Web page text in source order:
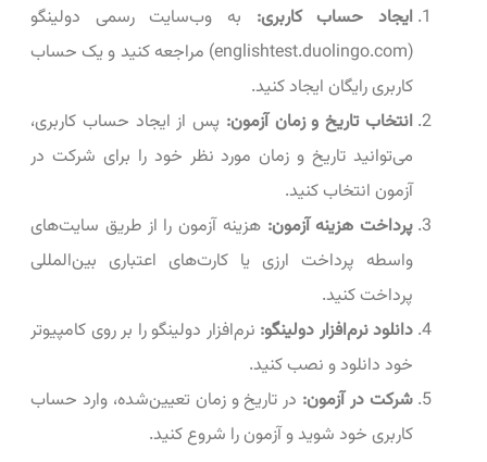
ایجاد حساب کاربری: به وب‌سایت رسمی دولینگو
(englishtest.duolingo.com) مراجعه کنید و یک حساب
کاربری رایگان ایجاد کنید.
انتخاب تاریخ و زمان آزمون: پس از ایجاد حساب کاربری،
می‌توانید تاریخ و زمان مورد نظر خود را برای شرکت در
آزمون انتخاب کنید.
پرداخت هزینه آزمون: هزینه آزمون را از طریق سایت‌های
واسطه پرداخت ارزی یا کارت‌های اعتباری بین‌المللی
پرداخت کنید.
دانلود نرم‌افزار دولینگو: نرم‌افزار دولینگو را بر روی کامپیوتر
خود دانلود و نصب کنید.
شرکت در آزمون: در تاریخ و زمان تعیین‌شده، وارد حساب
کاربری خود شوید و آزمون را شروع کنید.